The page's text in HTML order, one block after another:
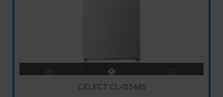
CELECT CL-125485